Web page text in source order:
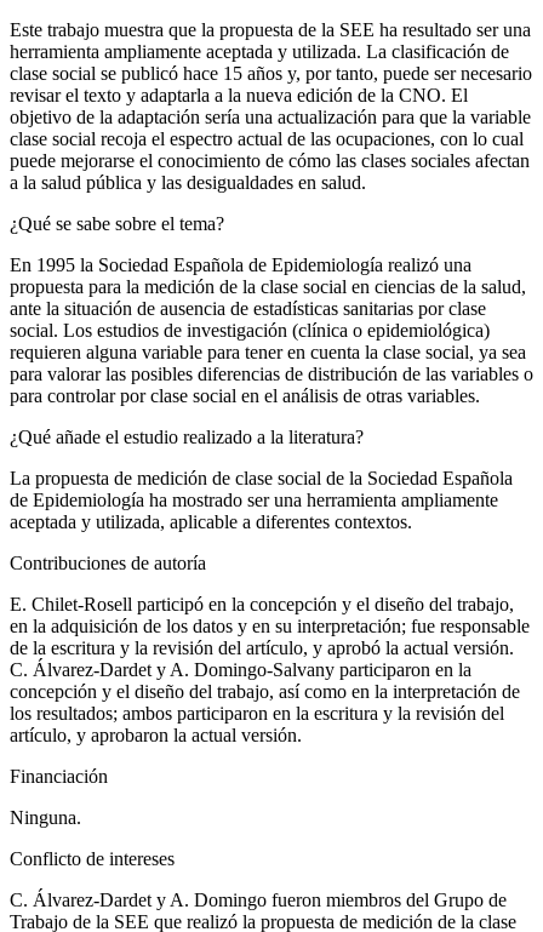
Este trabajo muestra que la propuesta de la SEE ha resultado ser una
herramienta ampliamente aceptada y utilizada. La clasificación de
clase social se publicó hace 15 años y, por tanto, puede ser necesario
revisar el texto y adaptarla a la nueva edición de la CNO. El
objetivo de la adaptación sería una actualización para que la variable
clase social recoja el espectro actual de las ocupaciones, con lo cual
puede mejorarse el conocimiento de cómo las clases sociales afectan
a la salud pública y las desigualdades en salud.
¿Qué se sabe sobre el tema?
En 1995 la Sociedad Española de Epidemiología realizó una
propuesta para la medición de la clase social en ciencias de la salud,
ante la situación de ausencia de estadísticas sanitarias por clase
social. Los estudios de investigación (clínica o epidemiológica)
requieren alguna variable para tener en cuenta la clase social, ya sea
para valorar las posibles diferencias de distribución de las variables o
para controlar por clase social en el análisis de otras variables.
¿Qué añade el estudio realizado a la literatura?
La propuesta de medición de clase social de la Sociedad Española
de Epidemiología ha mostrado ser una herramienta ampliamente
aceptada y utilizada, aplicable a diferentes contextos.
Contribuciones de autoría
E. Chilet-Rosell participó en la concepción y el diseño del trabajo,
en la adquisición de los datos y en su interpretación; fue responsable
de la escritura y la revisión del artículo, y aprobó la actual versión.
C. Álvarez-Dardet y A. Domingo-Salvany participaron en la
concepción y el diseño del trabajo, así como en la interpretación de
los resultados; ambos participaron en la escritura y la revisión del
artículo, y aprobaron la actual versión.
Financiación
Ninguna.
Conflicto de intereses
C. Álvarez-Dardet y A. Domingo fueron miembros del Grupo de
Trabajo de la SEE que realizó la propuesta de medición de la clase